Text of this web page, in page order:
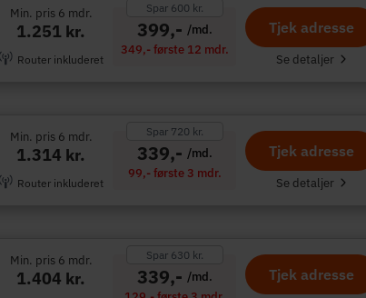
Min. pris 6 mdr.
1.251 kr.
Router inkluderet
Spar 600 kr.
399,- /md.
349,- første 12 mdr.
Tjek adresse
Se detaljer
Min. pris 6 mdr.
1.314 kr.
Router inkluderet
Spar 720 kr.
339,- /md.
99,- første 3 mdr.
Tjek adresse
Se detaljer
Min. pris 6 mdr.
1.404 kr.
Spar 630 kr.
339,- /md.
Tjek adresse